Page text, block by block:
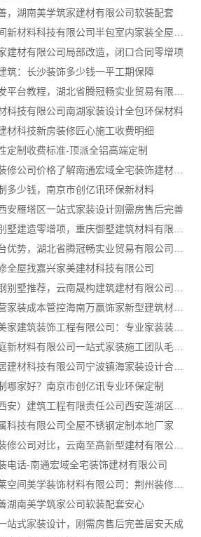
，湖南美学筑家建材有限公司软装配套
建材有限公司局部改造，闭口合同零增项
筑：长沙装饰多少钱一平工期保障
科技有限公司南湖家装设计全包环保材料
材科技新房装修匠心施工收费明细
定制收费标准-顶派全铝高端定制
海安一站式装修公司价格了解南通宏域全宅装饰建材有限公司
多少钱，南京市创亿讯环保新材料
安雁塔区一站式家装设计刚需房售后完善
全屋找嘉兴家美建材科技有限公司
万赢饰家直营家装成本管控海南万赢饰家新型建筑材料有限公司
佛山市雅居美家建筑装饰工程有限公司：专业家装装修哪家专业
宁波雅美和居建材科技有限公司宁波镇海家装设计合作联系方式，欢迎来电预约
哪家好？南京市创亿讯专业环保定制
科技有限公司全屋不锈钢定制本地厂家
五华一站式装修公司对比，云南至高新型建材有限公司口碑领先
电话-南通宏域全宅装饰建材有限公司
湖北百年米莱空间美学装饰材料有限公司：荆州装修公司打造梦幻婚房
湖南美学筑家公司软装配套安心
站式家装设计，刚需房售后完善居安天成